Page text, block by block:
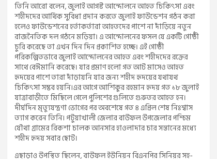
তিনি আরো বলেন, জুলাই আগস্ট আন্দোলনে আহত চিকিৎসা এবং
শহীদদের আর্থিক সুবিধা প্রদান করতে জুলাই ফাউন্ডেশন গঠন করা
হলেও ফাউন্ডেশনের হর্তাকর্তারা আহতদের পাশে না দাঁড়িয়ে নতুন
রাজনৈতিক দল গঠনে মড়িয়া। এ আন্দোলনের ফসল যে একটি গোষ্ঠী
চুরি করেছে তা এখন দিন দিন প্রকাশিত হচ্ছে। এই গোষ্ঠী
পরিকল্পিতভাবে জুলাই আন্দোলনের আহত এবং শহীদদের রক্তের
সাথে বেঈমানি করেছে। যার প্রমাণ হলো গত আট মাসেও আহত
হৃদয়ের পাশে তারা দাঁড়ায়নি যার জন্য শহীদ হৃদয়ের যথাযথ
চিকিৎসা সম্ভব হয়নি।এর আগে আশিকুর রহমান হৃদয় গত ১৮ জুলাই
যাত্রাবাড়ীতে মিছিলে গেলে পুলিশের গুলিতে গুরুতর আহত হন।
দীর্ঘদিন মৃত্যুযন্ত্রণা ভোগের পর অবশেষে গত ৪ এপ্রিল শেষ নিঃশ্বাস
ত্যাগ করেন তিনি। পটুয়াখালী জেলার বাউফল উপজেলার পশ্চিম
যৌথা গ্রামের রিকশা চালক আনসার হাওলাদার চার সন্তানের মধ্যে
শহীদ হৃদয় সবার ছোট।
এছাড়াও উপস্থিত ছিলেন, বাউফল ইউনিয়ন বিএনপির সিনিয়র সহ-